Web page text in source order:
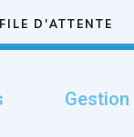
D'ATTENTE